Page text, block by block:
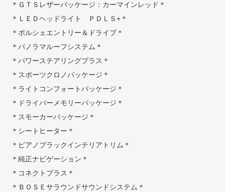
＊ＧＴＳレザーパッケージ：カーマインレッド＊
＊ＬＥＤヘッドライト ＰＤＬＳ+＊
＊ポルシェエントリー＆ドライブ＊
＊パノラマルーフシステム＊
＊パワーステアリングプラス＊
＊スポーツクロノパッケージ＊
＊ライトコンフォートパッケージ＊
＊ドライバーメモリーパッケージ＊
＊スモーカーパッケージ＊
＊シートヒーター＊
＊ピアノブラックインテリアトリム＊
＊純正ナビゲーション＊
＊コネクトプラス＊
＊ＢＯＳＥサラウンドサウンドシステム＊